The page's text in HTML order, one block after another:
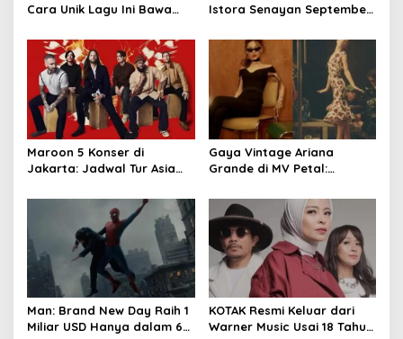
Cara Unik Lagu Ini Bawa
Istora Senayan September
Maroon 5 Konser di
Jakarta: Jadwal Tur Asia
Gaya Vintage Ariana
Grande di MV Petal:
Man: Brand New Day Raih 1
Miliar USD Hanya dalam 6
KOTAK Resmi Keluar dari
Warner Music Usai 18 Tahun